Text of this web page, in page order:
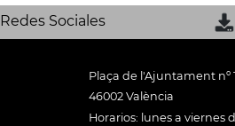
Redes Sociales
Plaça de l'Ajuntament nº
46002 València
Horarios: lunes a viernes